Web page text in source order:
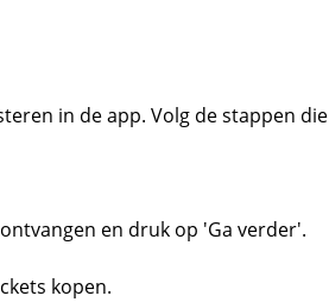
in de app. Volg de stappen die
en druk op 'Ga verder'.
kopen.